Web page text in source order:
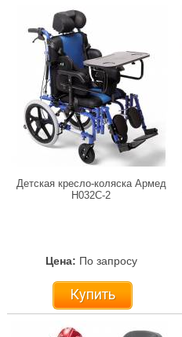
Детская кресло-коляска Армед
H032C-2
Цена: По запросу
Купить